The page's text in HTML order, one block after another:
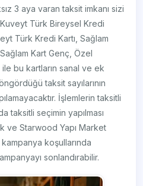
3 aya varan taksit imkanı sizi
Türk Bireysel Kredi
Türk Kredi Kartı, Sağlam
Kart Genç, Özel
ile bu kartların sanal ve ek
taksit sayılarının
İşlemlerin taksitli
taksitli seçimin yapılması
ve Starwood Yapı Market
koşullarında
sonlandırabilir.